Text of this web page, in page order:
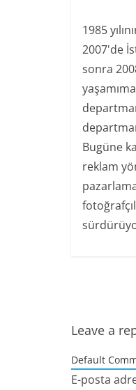
1985
2007'de
sonra
Bugüne
reklam
Leave a
Default
E-posta